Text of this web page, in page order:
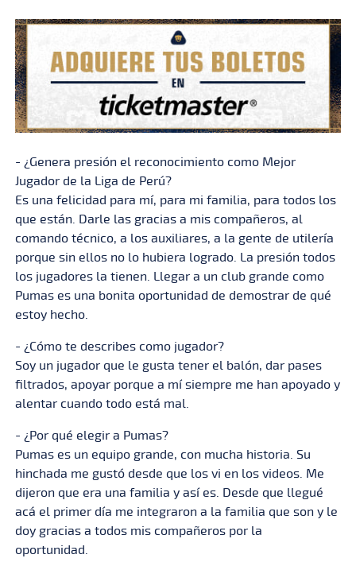
- ¿Genera presión el reconocimiento como Mejor
Jugador de la Liga de Perú?
Es una felicidad para mí, para mi familia, para todos los
que están. Darle las gracias a mis compañeros, al
comando técnico, a los auxiliares, a la gente de utilería
porque sin ellos no lo hubiera logrado. La presión todos
los jugadores la tienen. Llegar a un club grande como
Pumas es una bonita oportunidad de demostrar de qué
estoy hecho.
- ¿Cómo te describes como jugador?
Soy un jugador que le gusta tener el balón, dar pases
filtrados, apoyar porque a mí siempre me han apoyado y
alentar cuando todo está mal.
- ¿Por qué elegir a Pumas?
Pumas es un equipo grande, con mucha historia. Su
hinchada me gustó desde que los vi en los videos. Me
dijeron que era una familia y así es. Desde que llegué
acá el primer día me integraron a la familia que son y le
doy gracias a todos mis compañeros por la
oportunidad.